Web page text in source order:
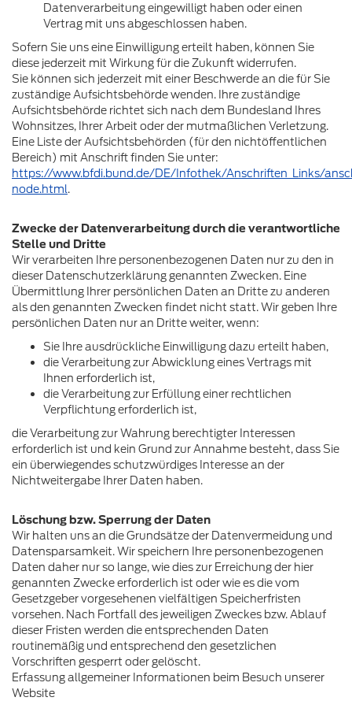
Datenverarbeitung eingewilligt haben oder einen
Vertrag mit uns abgeschlossen haben.
Sofern Sie uns eine Einwilligung erteilt haben, können Sie
diese jederzeit mit Wirkung für die Zukunft widerrufen.
Sie können sich jederzeit mit einer Beschwerde an die für Sie
zuständige Aufsichtsbehörde wenden. Ihre zuständige
Aufsichtsbehörde richtet sich nach dem Bundesland Ihres
Wohnsitzes, Ihrer Arbeit oder der mutmaßlichen Verletzung.
Eine Liste der Aufsichtsbehörden (für den nichtöffentlichen
Bereich) mit Anschrift finden Sie unter:
https://www.bfdi.bund.de/DE/Infothek/Anschriften_Links/
node.html.
Zwecke der Datenverarbeitung durch die verantwortliche
Stelle und Dritte
Wir verarbeiten Ihre personenbezogenen Daten nur zu den in
dieser Datenschutzerklärung genannten Zwecken. Eine
Übermittlung Ihrer persönlichen Daten an Dritte zu anderen
als den genannten Zwecken findet nicht statt. Wir geben Ihre
persönlichen Daten nur an Dritte weiter, wenn:
Sie Ihre ausdrückliche Einwilligung dazu erteilt haben,
die Verarbeitung zur Abwicklung eines Vertrags mit
Ihnen erforderlich ist,
die Verarbeitung zur Erfüllung einer rechtlichen
Verpflichtung erforderlich ist,
die Verarbeitung zur Wahrung berechtigter Interessen
erforderlich ist und kein Grund zur Annahme besteht, dass Sie
ein überwiegendes schutzwürdiges Interesse an der
Nichtweitergabe Ihrer Daten haben.
Löschung bzw. Sperrung der Daten
Wir halten uns an die Grundsätze der Datenvermeidung und
Datensparsamkeit. Wir speichern Ihre personenbezogenen
Daten daher nur so lange, wie dies zur Erreichung der hier
genannten Zwecke erforderlich ist oder wie es die vom
Gesetzgeber vorgesehenen vielfältigen Speicherfristen
vorsehen. Nach Fortfall des jeweiligen Zweckes bzw. Ablauf
dieser Fristen werden die entsprechenden Daten
routinemäßig und entsprechend den gesetzlichen
Vorschriften gesperrt oder gelöscht.
Erfassung allgemeiner Informationen beim Besuch unserer
Website